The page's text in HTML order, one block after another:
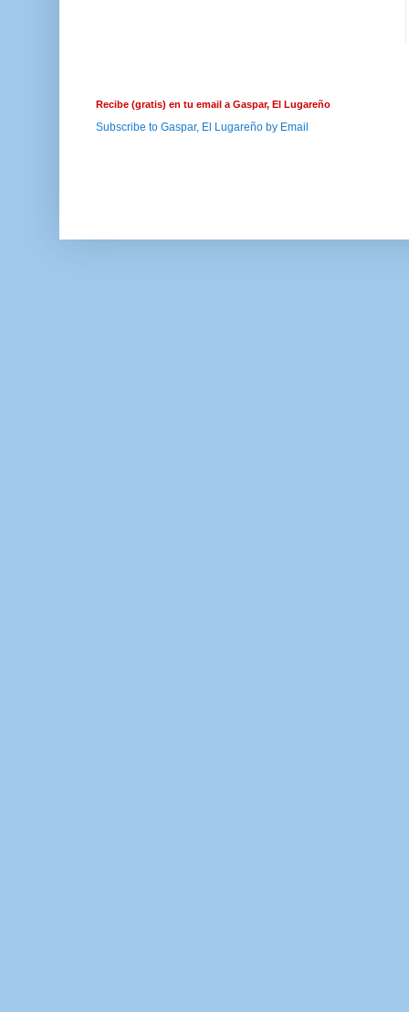
Recibe (gratis) en tu email a Gaspar, El Lugareño
Subscribe to Gaspar, El Lugareño by Email